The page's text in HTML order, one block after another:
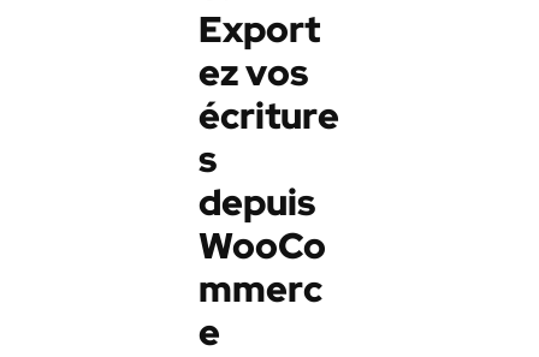
Export
ez vos
écriture
s
depuis
WooCo
mmerc
e